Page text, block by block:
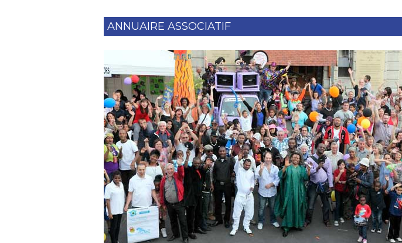
ANNUAIRE ASSOCIATIF